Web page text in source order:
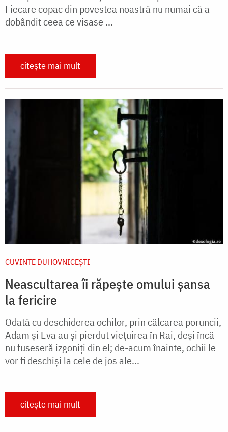
Fiecare copac din povestea noastră nu numai că a
dobândit ceea ce visase ...
citește mai mult
CUVINTE DUHOVNICEȘTI
Neascultarea îi răpește omului șansa
la fericire
Odată cu deschiderea ochilor, prin călcarea poruncii,
Adam şi Eva au şi pierdut vieţuirea în Rai, deşi încă
nu fuseseră izgoniţi din el; de-acum înainte, ochii le
vor fi deschişi la cele de jos ale...
citește mai mult